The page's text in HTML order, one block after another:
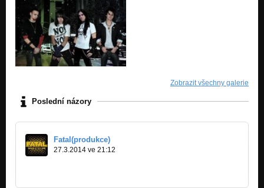
Zobrazit všechny galerie
Poslední názory
Fatal(produkce)
27.3.2014 ve 21:12